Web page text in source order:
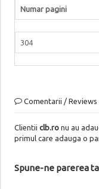
Numar pagini
304
Comentarii / Reviews
Clientii clb.ronu au
primul care adauga o
Spune-ne parerea